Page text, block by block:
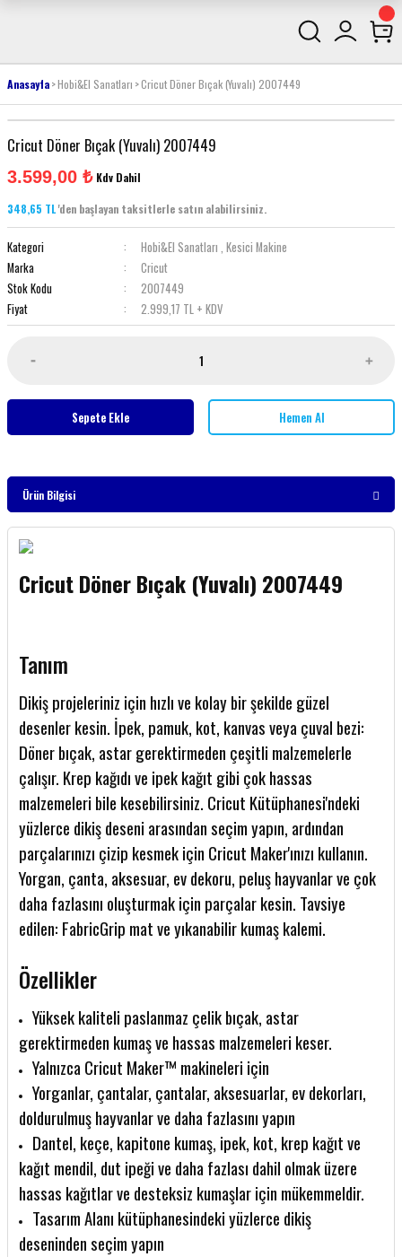
Anasayfa Hobi&El Sanatları Cricut Döner Bıçak (Yuvalı) 2007449
Cricut Döner Bıçak (Yuvalı) 2007449
3.599,00 ₺ Kdv Dahil
348,65 TL'den başlayan taksitlerle satın alabilirsiniz.
Kategori Hobi&El Sanatları , Kesici Makine
Marka
Cricut
Stok Kodu
2007449
Fiyat
2.999,17 TL + KDV
Sepete Ekle Hemen Al
Ürün Bilgisi
Cricut Döner Bıçak (Yuvalı) 2007449
Tanım
Dikiş projeleriniz için hızlı ve kolay bir şekilde güzel
desenler kesin. İpek, pamuk, kot, kanvas veya çuval bezi:
Döner bıçak, astar gerektirmeden çeşitli malzemelerle
çalışır. Krep kağıdı ve ipek kağıt gibi çok hassas
malzemeleri bile kesebilirsiniz. Cricut Kütüphanesi'ndeki
yüzlerce dikiş deseni arasından seçim yapın, ardından
parçalarınızı çizip kesmek için Cricut Maker'ınızı kullanın.
Yorgan, çanta, aksesuar, ev dekoru, peluş hayvanlar ve çok
daha fazlasını oluşturmak için parçalar kesin. Tavsiye
edilen: FabricGrip mat ve yıkanabilir kumaş kalemi.
Özellikler
Yüksek kaliteli paslanmaz çelik bıçak, astar
gerektirmeden kumaş ve hassas malzemeleri keser.
Yalnızca Cricut Maker™ makineleri için
Yorganlar, çantalar, çantalar, aksesuarlar, ev dekorları,
doldurulmuş hayvanlar ve daha fazlasını yapın
Dantel, keçe, kapitone kumaş, ipek, kot, krep kağıt ve
kağıt mendil, dut ipeği ve daha fazlası dahil olmak üzere
hassas kağıtlar ve desteksiz kumaşlar için mükemmeldir.
Tasarım Alanı kütüphanesindeki yüzlerce dikiş
deseninden seçim yapın